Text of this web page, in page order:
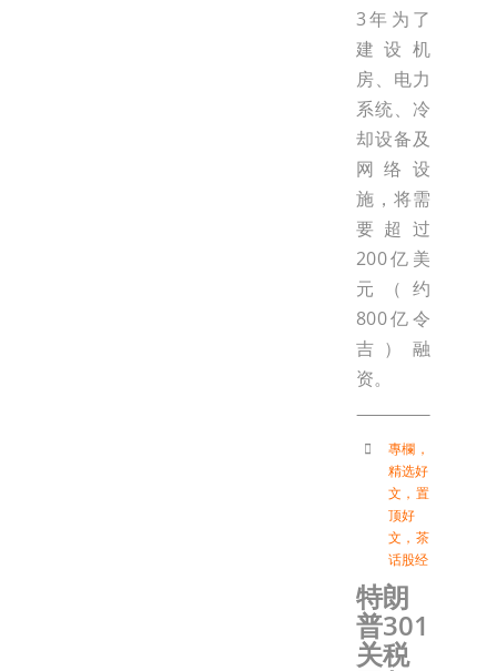
3年为了
建设机
房、电力
系统、冷
却设备及
网络设
施，将需
要超过
200亿美
元（约
800亿令
吉）融
资。
專欄 ，
精选好
文 ， 置
顶好
文 ， 茶
话股经
特朗
普301
关税